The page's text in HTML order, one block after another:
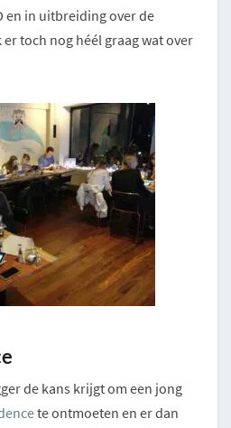
en in uitbreiding over de
toch nog héél graag wat over
de kans krijgt om een jong
te ontmoeten en er dan